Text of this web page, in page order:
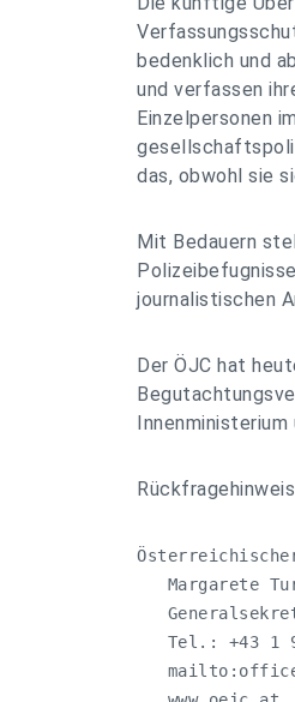
bedenklich und
und verfassen
Einzelpersonen
das, obwohl sie
Mit Bedauern
journalistischen
Der ÖJC hat
Margarete
Tel.: +43 1
   mailto: